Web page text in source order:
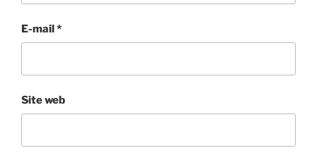
E-mail*
Site web